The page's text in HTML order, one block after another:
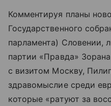
Комментируя планы
Государственного
парламента) Словении,
партии «Правда»
с визитом Москву,
здравомыслие среди
которые «ратуют за